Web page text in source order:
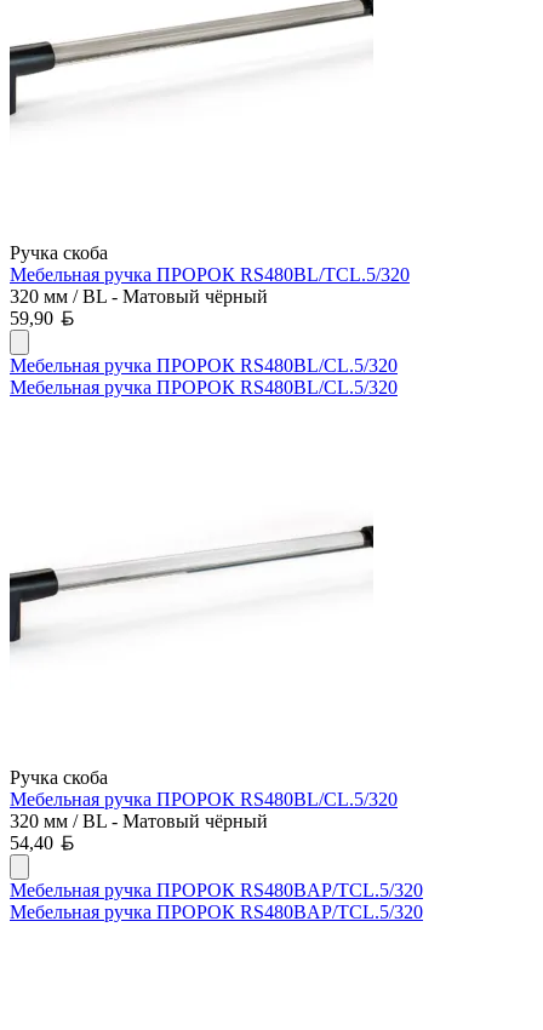
Ручка скоба
Мебельная ручка ПРОРОК RS480BL/TCL.5/320
320 мм / BL - Матовый чёрный
59,90
Мебельная ручка ПРОРОК RS480BL/CL.5/320
Мебельная ручка ПРОРОК RS480BL/CL.5/320
Ручка скоба
Мебельная ручка ПРОРОК RS480BL/CL.5/320
320 мм / BL - Матовый чёрный
54,40
Мебельная ручка ПРОРОК RS480BAP/TCL.5/320
Мебельная ручка ПРОРОК RS480BAP/TCL.5/320